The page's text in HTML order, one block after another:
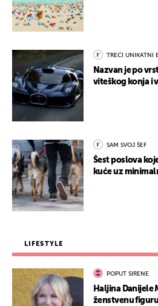
TREĆI UNIKATNI
Nazvan je po
viteškog konja i
SAM SVOJ ŠEF
Šest poslova
kuće uz
LIFESTYLE
POPUT SIRENE
Haljina Danijele
ženstvenu